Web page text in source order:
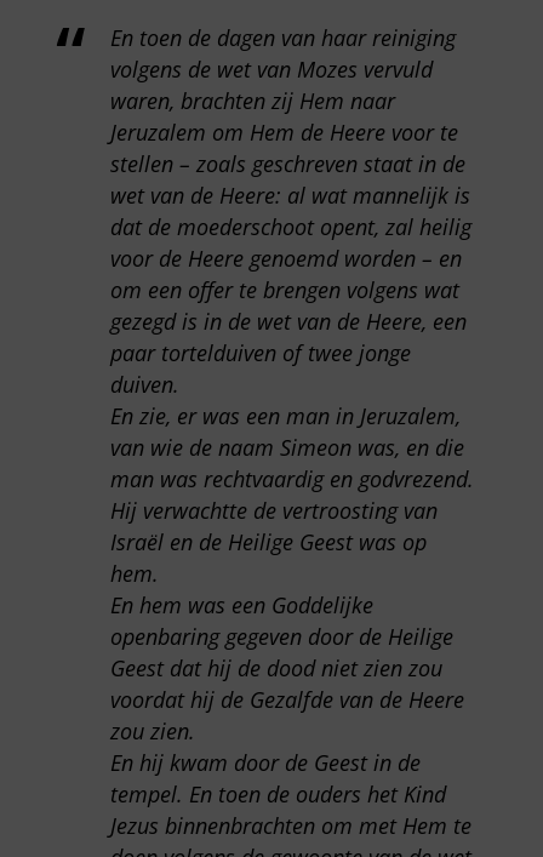
En toen de dagen van haar reiniging
volgens de wet van Mozes vervuld
waren, brachten zij Hem naar
Jeruzalem om Hem de Heere voor te
stellen – zoals geschreven staat in de
wet van de Heere: al wat mannelijk is
dat de moederschoot opent, zal heilig
voor de Heere genoemd worden – en
om een offer te brengen volgens wat
gezegd is in de wet van de Heere, een
paar tortelduiven of twee jonge
duiven.
En zie, er was een man in Jeruzalem,
van wie de naam Simeon was, en die
man was rechtvaardig en godvrezend.
Hij verwachtte de vertroosting van
Israël en de Heilige Geest was op
hem.
En hem was een Goddelijke
openbaring gegeven door de Heilige
Geest dat hij de dood niet zien zou
voordat hij de Gezalfde van de Heere
zou zien.
En hij kwam door de Geest in de
tempel. En toen de ouders het Kind
Jezus binnenbrachten om met Hem te